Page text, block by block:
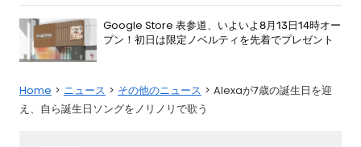
Google Store 表参道、いよいよ8月13日14時オー
プン！初日は限定ノベルティを先着でプレゼント
Home ニュース その他のニュース
Alexaが7歳の誕生日を迎
え、自ら誕生日ソングをノリノリで歌う